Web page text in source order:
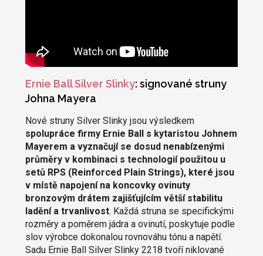
Ernie Ball Silver Slinky: signované struny
Johna Mayera
Nové struny Silver Slinky jsou výsledkem
spolupráce firmy Ernie Ball s kytaristou Johnem
Mayerem a vyznačují se dosud nenabízenými
průměry v kombinaci s technologií použitou u
setů RPS (Reinforced Plain Strings), které jsou
v místě napojení na koncovky ovinuty
bronzovým drátem zajišťujícím větší stabilitu
ladění a trvanlivost. Každá struna se specifickými
rozměry a poměrem jádra a ovinutí, poskytuje podle
slov výrobce dokonalou rovnováhu tónu a napětí.
Sadu Ernie Ball Silver Slinky 2218 tvoří niklované